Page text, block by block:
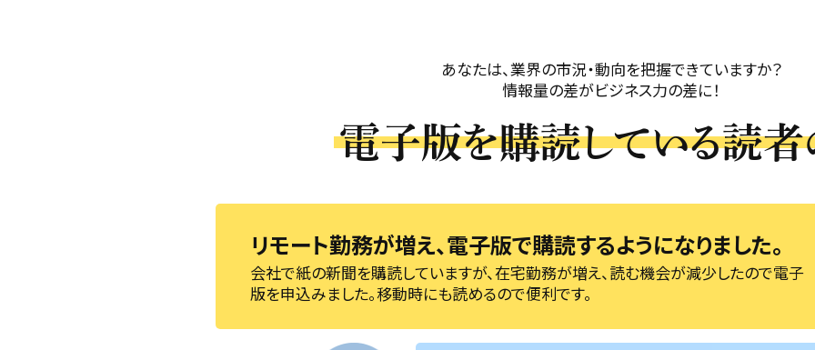
あなたは、業界の市況・動向を把握できていますか？
情報量の差がビジネス力の差に！
電子版を購読している読
リモート勤務が増え、電子版で購読するようになりました。
会社で紙の新聞を購読していますが、在宅勤務が増え、読む機会が減少したので電子
版を申込みました。移動時にも読めるので便利です。